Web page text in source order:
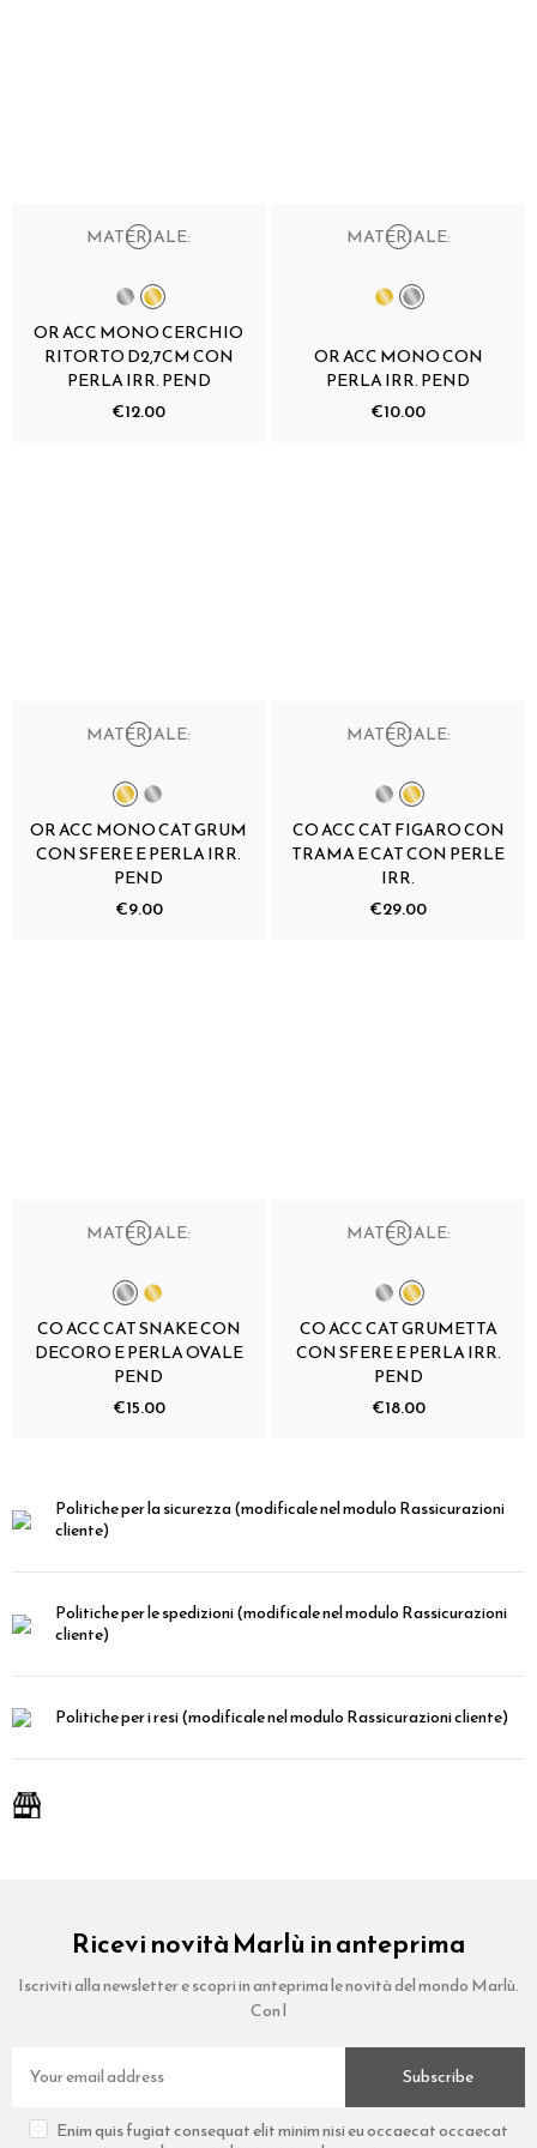
MATERIALE:
OR ACC MONO CERCHIO
RITORTO D2,7CM CON
PERLA IRR. PEND
€12.00
MATERIALE:
OR ACC MONO CON
PERLA IRR. PEND
€10.00
MATERIALE:
OR ACC MONO CAT GRUM
CON SFERE E PERLA IRR.
PEND
€9.00
MATERIALE:
CO ACC CAT FIGARO CON
TRAMA E CAT CON PERLE
IRR.
€29.00
MATERIALE:
CO ACC CAT SNAKE CON
DECORO E PERLA OVALE
PEND
€15.00
MATERIALE:
CO ACC CAT GRUMETTA
CON SFERE E PERLA IRR.
PEND
€18.00
Politiche per la sicurezza(modificale nel modulo Rassicurazioni
cliente)
Politiche per le spedizioni(modificale nel modulo Rassicurazioni
cliente)
Politiche per i resi(modificale nel modulo Rassicurazioni cliente)
Ricevi novità Marlù in anteprima
Iscriviti alla newsletter e scopri in anteprima le novità del mondo Marlù.
Con l
Subscribe
Enim quis fugiat consequat elit minim nisi eu occaecat occaecat